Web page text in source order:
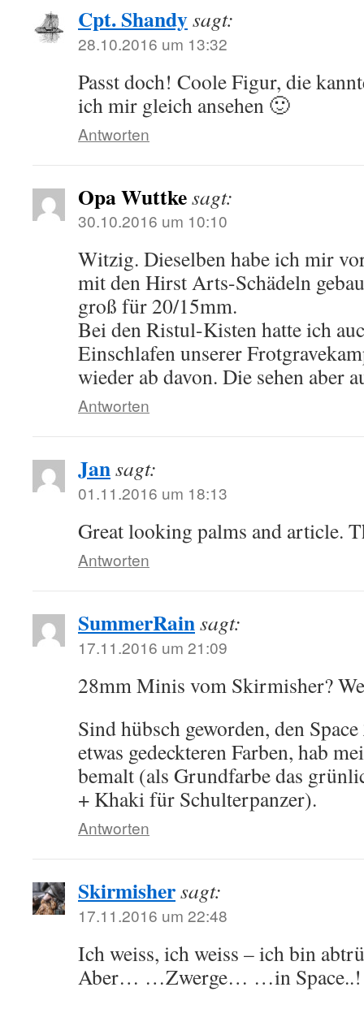
Cpt. Shandysagt:
28.10.2016 um 13:32
Passt doch! Coole Figur, die
ich mir gleich ansehen 🙂
Antworten
Opa Wuttkesagt:
30.10.2016 um 10:10
Witzig. Dieselben habe ich mir
mit den Hirst Arts-Schädeln
groß für 20/15mm.
Bei den Ristul-Kisten hatte ich
Einschlafen unserer
wieder ab davon. Die sehen aber
Antworten
Jansagt:
01.11.2016 um 18:13
Great looking palms and article.
Antworten
SummerRainsagt:
17.11.2016 um 21:09
28mm Minis vom Skirmisher?
Sind hübsch geworden, den
etwas gedeckteren Farben, hab
bemalt (als Grundfarbe das
+ Khaki für Schulterpanzer).
Antworten
Skirmishersagt:
17.11.2016 um 22:48
Ich weiss, ich weiss – ich bin
Aber… …Zwerge… …in Space..!